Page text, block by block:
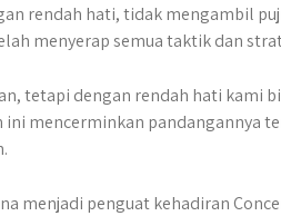
rendah hati, tidak mengambil
menyerap semua taktik dan
tetapi dengan rendah hati kami
ini mencerminkan pandangannya
menjadi penguat kehadiran